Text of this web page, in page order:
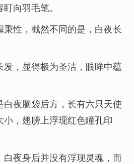
向羽毛笔。
性，截然不同的是，白夜长
发，显得极为圣洁，眼眸中蕴
夜脑袋后方，长有六只天使
，翅膀上浮现红色瞳孔印
夜身后并没有浮现灵魂，而